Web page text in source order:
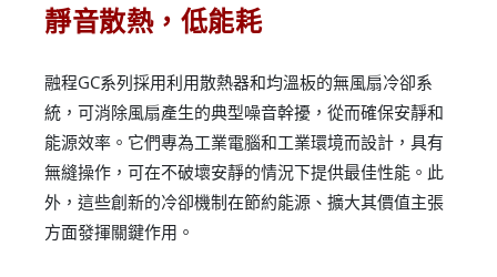
靜音散熱，低能耗
融程GC系列採用利用散熱器和均溫板的無風扇冷卻系
統，可消除風扇產生的典型噪音幹擾，從而確保安靜和
能源效率。它們專為工業電腦和工業環境而設計，具有
無縫操作，可在不破壞安靜的情況下提供最佳性能。此
外，這些創新的冷卻機制在節約能源、擴大其價值主張
方面發揮關鍵作用。